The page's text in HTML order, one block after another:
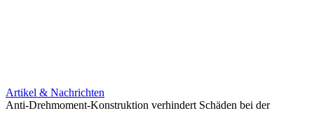
Artikel & Nachrichten
Anti-Drehmoment-Konstruktion verhindert Schäden bei der